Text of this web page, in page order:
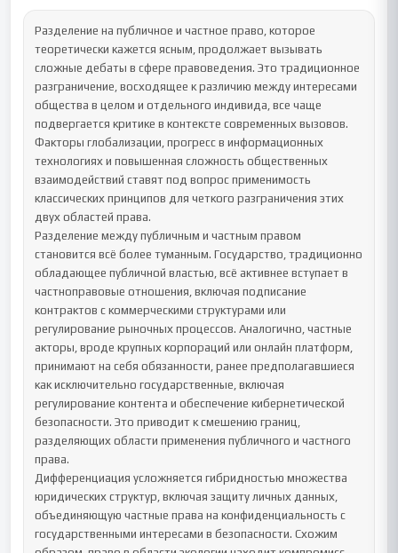
Разделение на публичное и частное право, которое
теоретически кажется ясным, продолжает вызывать
сложные дебаты в сфере правоведения. Это традиционное
разграничение, восходящее к различию между интересами
общества в целом и отдельного индивида, все чаще
подвергается критике в контексте современных вызовов.
Факторы глобализации, прогресс в информационных
технологиях и повышенная сложность общественных
взаимодействий ставят под вопрос применимость
классических принципов для четкого разграничения этих
двух областей права.
Разделение между публичным и частным правом
становится всё более туманным. Государство, традиционно
обладающее публичной властью, всё активнее вступает в
частноправовые отношения, включая подписание
контрактов с коммерческими структурами или
регулирование рыночных процессов. Аналогично, частные
акторы, вроде крупных корпораций или онлайн платформ,
принимают на себя обязанности, ранее предполагавшиеся
как исключительно государственные, включая
регулирование контента и обеспечение кибернетической
безопасности. Это приводит к смешению границ,
разделяющих области применения публичного и частного
права.
Дифференциация усложняется гибридностью множества
юридических структур, включая защиту личных данных,
объединяющую частные права на конфиденциальность с
государственными интересами в безопасности. Схожим